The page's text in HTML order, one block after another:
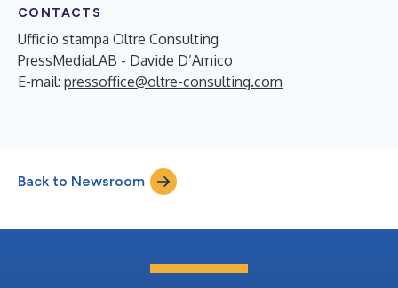
CONTACTS
Ufficio stampa Oltre Consulting
PressMediaLAB - Davide D’Amico
E-mail: pressoffice@oltre-consulting.com
Back to Newsroom